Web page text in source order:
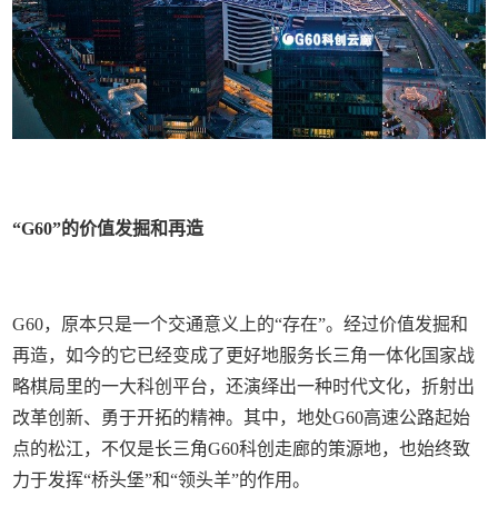
“G60”的价值发掘和再造
G60，原本只是一个交通意义上的“存在”。经过价值发掘和
再造，如今的它已经变成了更好地服务长三角一体化国家战
略棋局里的一大科创平台，还演绎出一种时代文化，折射出
改革创新、勇于开拓的精神。其中，地处G60高速公路起始
点的松江，不仅是长三角G60科创走廊的策源地，也始终致
力于发挥“桥头堡”和“领头羊”的作用。